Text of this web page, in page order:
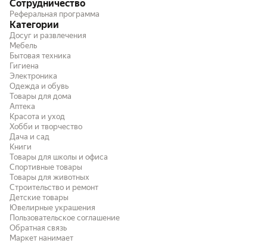
Сотрудничество
Реферальная программа
Категории
Досуг и развлечения
Мебель
Бытовая техника
Гигиена
Электроника
Одежда и обувь
Товары для дома
Аптека
Красота и уход
Хобби и творчество
Дача и сад
Книги
Товары для школы и офиса
Спортивные товары
Товары для животных
Строительство и ремонт
Детские товары
Ювелирные украшения
Пользовательское соглашение
Обратная связь
Маркет нанимает